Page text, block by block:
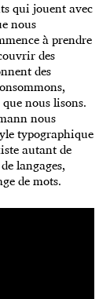
qui jouent avec
nous
à prendre
des
des
nous lisons.
nous
typographique
autant de
langages,
de mots.